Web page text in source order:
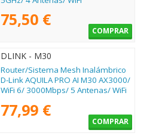
75,50 €
COMPRAR
DLINK - M30
Router/Sistema Mesh Inalámbrico
D-Link AQUILA PRO AI M30 AX3000/
WiFi 6/ 3000Mbps/ 5 Antenas/ WiFi
77,99 €
COMPRAR